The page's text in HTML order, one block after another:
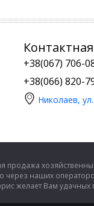
+38(067) 706-
+38(066) 820-
Николаев,
наших
желает Вам удачных